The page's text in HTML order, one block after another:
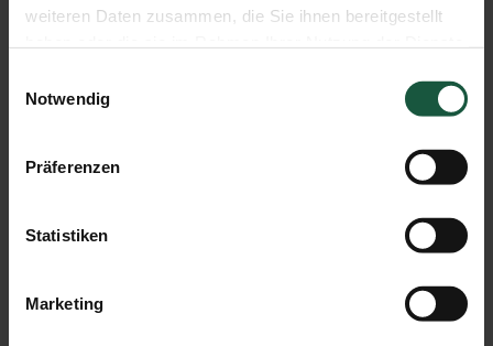
weiteren Daten zusammen, die Sie ihnen bereitgestellt
Cookies, wenn Sie unsere Webseite weiterhin nutzen.
Notwendig
Präferenzen
Statistiken
Marketing
Olivenöl aus Portugal
Die Oliven unseres Olivenöls stammen von dem Olivengut
Portugals. Das Olivenöl der Bio-Farm wurde bereits